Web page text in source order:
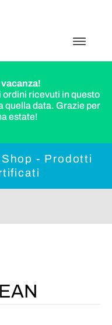
ordini ricevuti in questo
quella data. Grazie per
estate!
Shop - Prodotti